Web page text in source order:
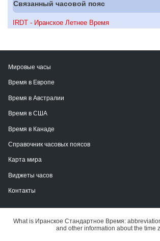
Связанный часовой пояс
IRDT - Иранское Летнее Время
Мировые часы
Время в Европе
Время в Австралии
Время в США
Время в Канаде
Справочник часовых поясов
Карта мира
Виджеты часов
Контакты
What is Иранское Стандартное Время:
and other information about the time